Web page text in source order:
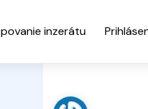
inzerátu